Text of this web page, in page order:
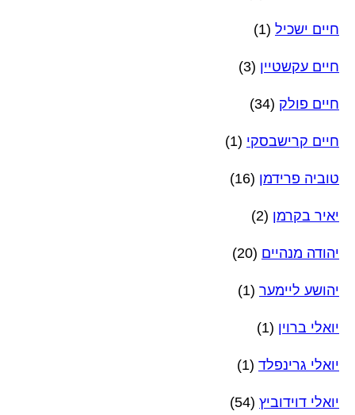
חיים ישכיל (1)
חיים עקשטיין (3)
חיים פולק (34)
חיים קרישבסקי (1)
טוביה פרידמן (16)
יאיר בקרמן (2)
יהודה מנהיים (20)
יהושע ליימער (1)
יואלי ברוין (1)
יואלי גרינפלד (1)
יואלי דוידוביץ (54)